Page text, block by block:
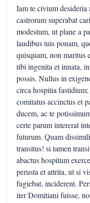
Iam te civium desideria
castrorum superabat
modestum, ut plane a
laudibus tuis ponam,
quisquam, non maritus
tibi ingenita et innata,
possis. Nullus in
circa hospitia
comitatus accinctus et
ducem, ac te
certe parum intererat
futurum. Quam
transitus! si tamen
abactus hospitum
perusta et attrita, ut si
fugiebat, inciderent.
iter Domitiani fuisse,